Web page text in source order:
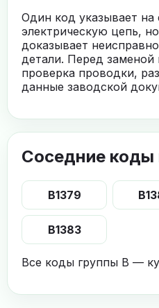
Один код указывает на
электрическую цепь,
доказывает
детали. Перед
проверка проводки,
данные заводской
Соседние коды
B1379
B1383
Все коды группы B —